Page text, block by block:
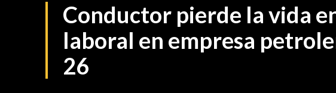
Conductor pierde la vida
laboral en empresa
26